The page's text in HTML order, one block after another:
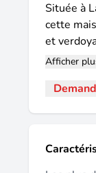
Située à
cette
et
quête de
quartier
praticité.
terrain de
Afficher